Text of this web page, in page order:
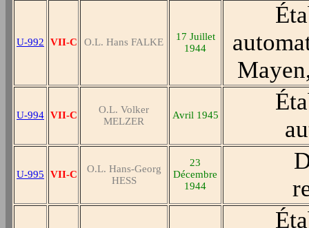
U-992 VII-C O.L. Hans FALKE
17 Juillet
1944
U-994 VII-C
O.L. Volker
MELZER
Avril 1945
U-995 VII-C
O.L. Hans-Georg
HESS
23
Décembre
1944